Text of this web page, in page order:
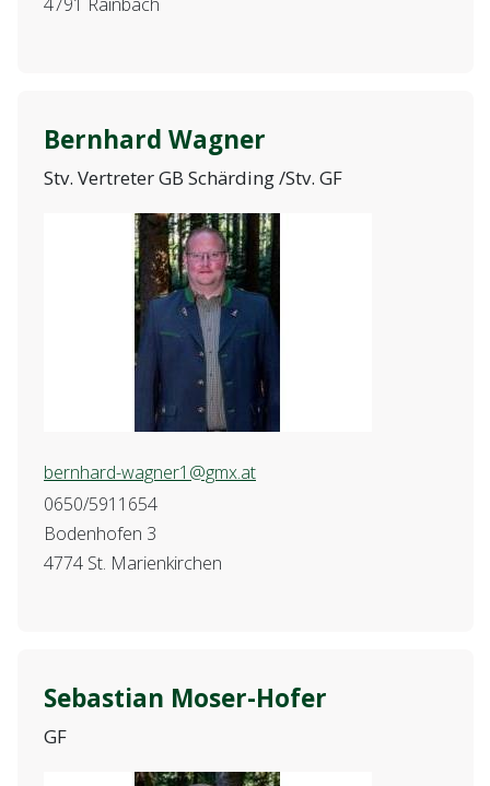
Bernhard Wagner
Stv. Vertreter GB Schärding /Stv. GF
bernhard-wagner1@gmx.at
0650/5911654
Bodenhofen 3
4774 St. Marienkirchen
Sebastian Moser-Hofer
GF